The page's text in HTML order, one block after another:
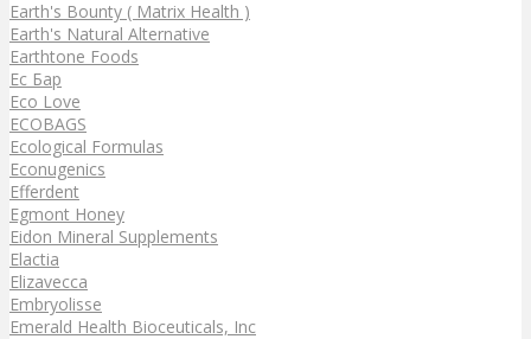
Earth's Bounty ( Matrix Health )
Earth's Natural Alternative
Earthtone Foods
Ec Бар
Eco Love
ECOBAGS
Ecological Formulas
Econugenics
Efferdent
Egmont Honey
Eidon Mineral Supplements
Elactia
Elizavecca
Embryolisse
Emerald Health Bioceuticals, Inc